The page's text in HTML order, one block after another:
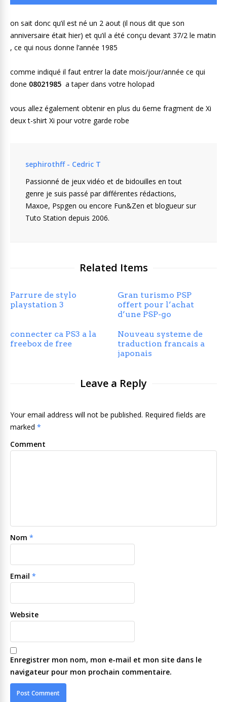
on sait donc qu’il est né un 2 aout (il nous dit que son
anniversaire était hier) et qu’il a été conçu devant 37/2 le matin
, ce qui nous donne l’année 1985
comme indiqué il faut entrer la date mois/jour/année ce qui
done 08021985 a taper dans votre holopad
vous allez également obtenir en plus du 6eme fragment de Xi
deux t-shirt Xi pour votre garde robe
sephirothff - Cedric T
Passionné de jeux vidéo et de bidouilles en tout
genre je suis passé par différentes rédactions,
Maxoe, Pspgen ou encore Fun&Zen et blogueur sur
Tuto Station depuis 2006.
Related Items
Parrure de stylo
playstation 3
Gran turismo PSP
offert pour l’achat
d’une PSP-go
connecter ca PS3 a la
freebox de free
Nouveau systeme de
traduction francais a
japonais
Leave a Reply
Your email address will not be published. Required fields are
marked *
Comment
Nom *
Email *
Website
Enregistrer mon nom, mon e-mail et mon site dans le
navigateur pour mon prochain commentaire.